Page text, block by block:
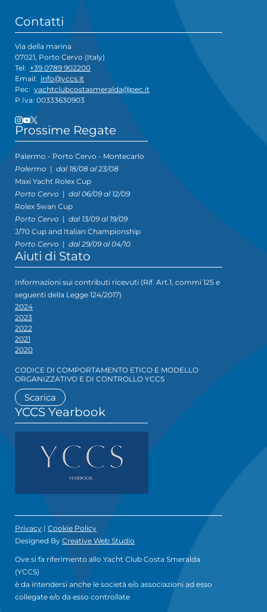
Contatti
Via della marina
07021, Porto Cervo (Italy)
Tel: +39 0789 902200
Email: info@yccs.it
Pec: yachtclubcostasmeralda@pec.it
P.Iva: 00333630903
Prossime Regate
Palermo - Porto Cervo - Montecarlo
Palermo | dal 18/08 al 23/08
Maxi Yacht Rolex Cup
Porto Cervo | dal 06/09 al 12/09
Rolex Swan Cup
Porto Cervo | dal 13/09 al 19/09
J/70 Cup and Italian Championship
Porto Cervo | dal 29/09 al 04/10
Aiuti di Stato
Informazioni sui contributi ricevuti (Rif. Art.1, commi 125 e
seguenti della Legge 124/2017)
2024
2023
2022
2021
2020
CODICE DI COMPORTAMENTO ETICO E MODELLO
ORGANIZZATIVO E DI CONTROLLO YCCS
Scarica
YCCS Yearbook
Privacy | Cookie Policy
Designed By Creative Web Studio
Ove si fa riferimento allo Yacht Club Costa Smeralda
(YCCS)
è da intendersi anche le società e/o associazioni ad esso
collegate e/o da esso controllate